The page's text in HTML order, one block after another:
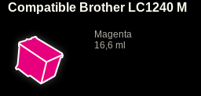
Compatible Brother LC1240 M
Magenta
16,6 ml